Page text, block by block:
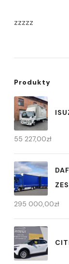
zzzzz
Produkty
55 227,00zł
295 000,00zł